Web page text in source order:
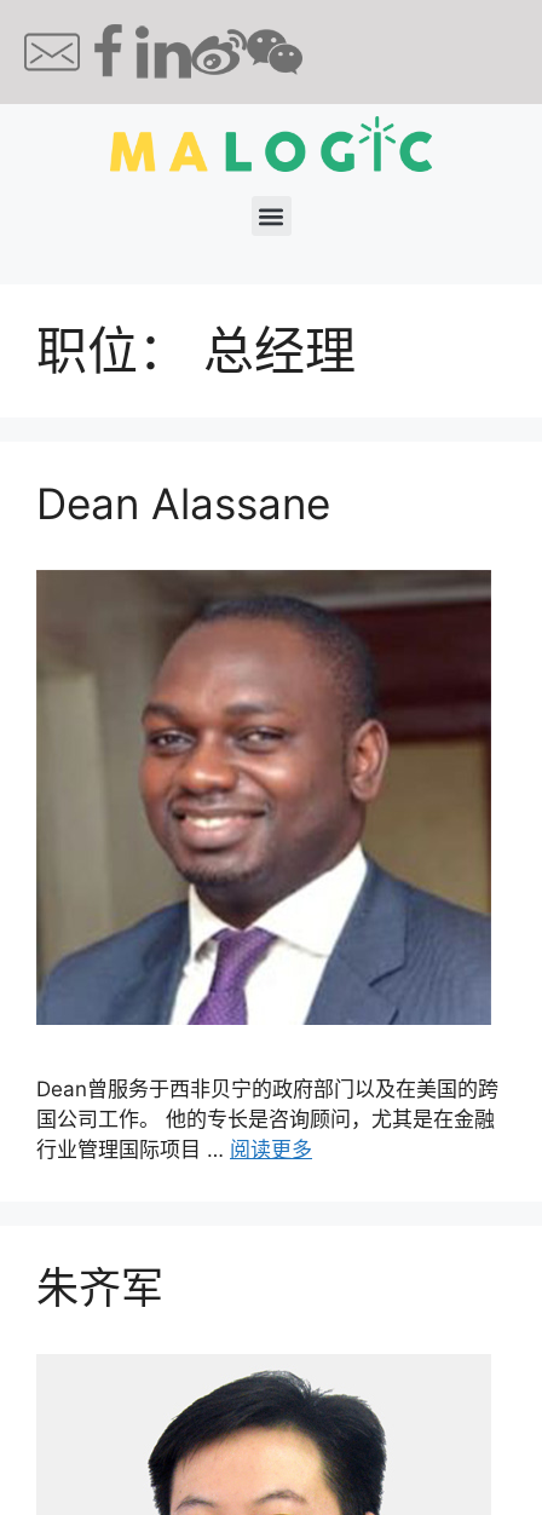
职位： 总经理
Dean Alassane
Dean曾服务于西非贝宁的政府部门以及在美国的跨
国公司工作。 他的专长是咨询顾问，尤其是在金融
行业管理国际项目 … 阅读更多
朱齐军